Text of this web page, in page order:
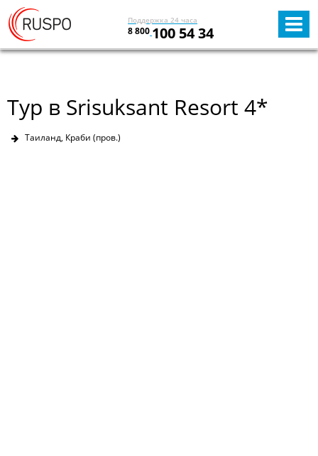
Поддержка 24 часа
8 800 100 54 34
Тур в Srisuksant Resort 4*
Таиланд, Краби (пров.)